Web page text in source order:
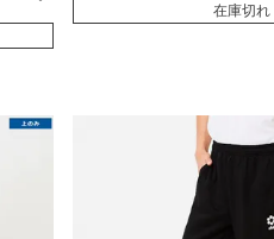
在庫切れ